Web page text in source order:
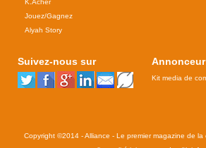
K.Acher
Jouez/Gagnez
Alyah Story
Suivez-nous sur Annonceur
Kit media de
Copyright ©2014 - Alliance - Le premier magazine de la